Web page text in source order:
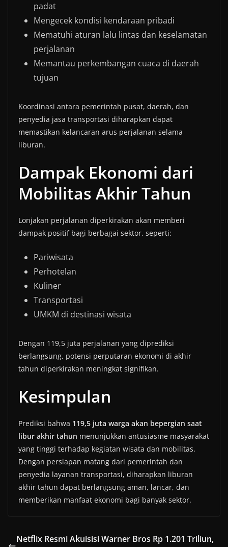
padat
Mengecek kondisi kendaraan pribadi
Mematuhi aturan lalu lintas dan keselamatan
perjalanan
Memantau perkembangan cuaca di daerah
tujuan
Koordinasi antara pemerintah pusat, daerah, dan
penyedia jasa transportasi diharapkan dapat
memastikan kelancaran arus perjalanan selama
liburan.
Dampak Ekonomi dari
Mobilitas Akhir Tahun
Lonjakan perjalanan diperkirakan akan memberi
dampak positif bagi berbagai sektor, seperti:
Pariwisata
Perhotelan
Kuliner
Transportasi
UMKM di destinasi wisata
Dengan 119,5 juta perjalanan yang diprediksi
berlangsung, potensi perputaran ekonomi di akhir
tahun diperkirakan meningkat signifikan.
Kesimpulan
Prediksi bahwa 119,5 juta warga akan bepergian saat
libur akhir tahun menunjukkan antusiasme masyarakat
yang tinggi terhadap kegiatan wisata dan mobilitas.
Dengan persiapan matang dari pemerintah dan
penyedia layanan transportasi, diharapkan liburan
akhir tahun dapat berlangsung aman, lancar, dan
memberikan manfaat ekonomi bagi banyak sektor.
Netflix Resmi Akuisisi Warner Bros Rp 1.201 Triliun,